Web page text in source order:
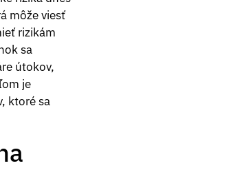
môže viesť
rizikám
sa
útokov,
je
ktoré sa